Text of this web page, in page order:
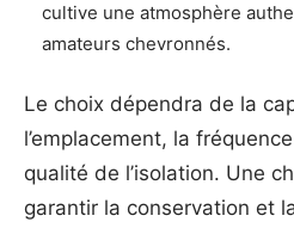
cultive une atmosphère
amateurs chevronnés.
Le choix dépendra de la
l’emplacement, la
qualité de l’isolation. Une
garantir la conservation et